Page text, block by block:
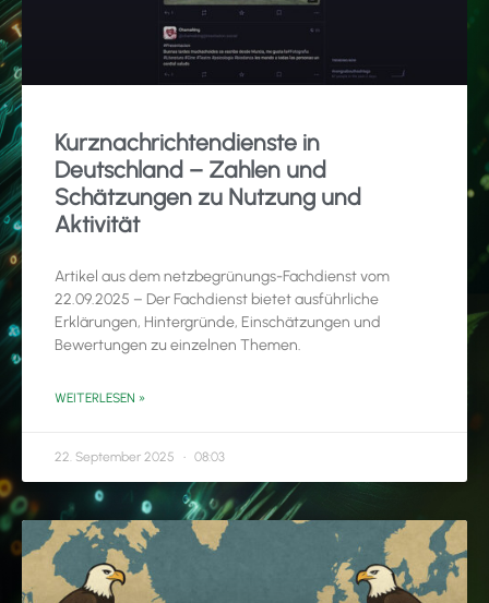
Kurznachrichtendienste in
Deutschland – Zahlen und
Schätzungen zu Nutzung und
Aktivität
Artikel aus dem netzbegrünungs-Fachdienst vom
22.09.2025 – Der Fachdienst bietet ausführliche
Erklärungen, Hintergründe, Einschätzungen und
Bewertungen zu einzelnen Themen.
WEITERLESEN »
22. September 2025 08:03